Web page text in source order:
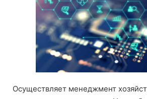
Осуществляет менеджмент